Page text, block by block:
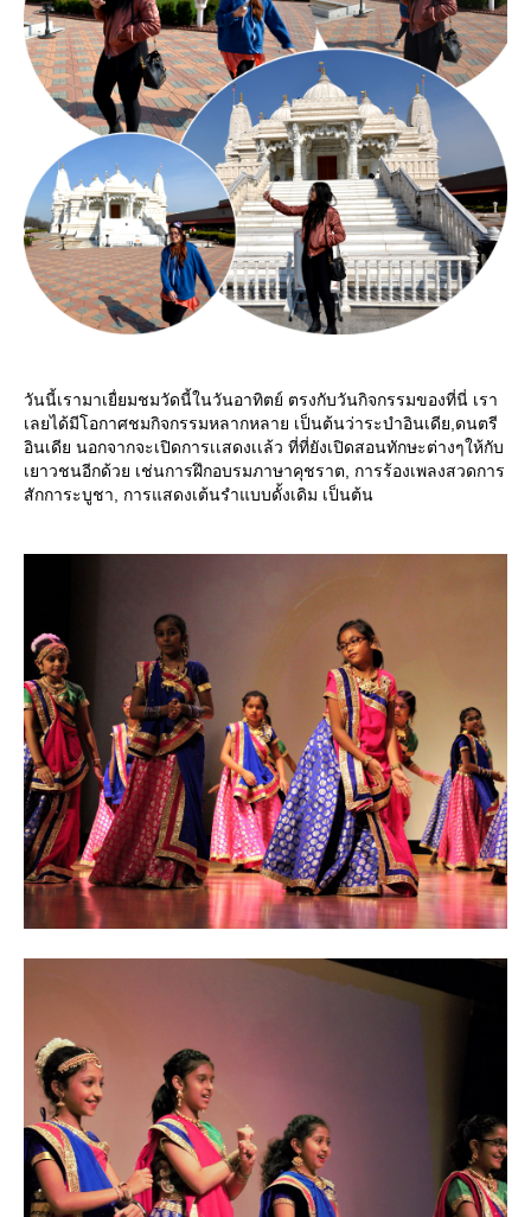
วันนี้เรามาเยื่ยมชมวัดนี้ในวันอาทิตย์ ตรงกับวันกิจกรรมของที่นี่ เรา
เลยได้มีโอกาศชมกิจกรรมหลากหลาย เป็นต้นว่าระบำอินเดีย,ดนตรี
อินเดีย นอกจากจะเปิดการเเสดงเเล้ว ที่ที่ยังเปิดสอนทักษะต่างๆให้กับ
เยาวชนอีกด้วย เช่นการฝึกอบรมภาษาคุชราต, การร้องเพลงสวดการ
สักการะบูชา, การแสดงเต้นรำแบบดั้งเดิม เป็นต้น